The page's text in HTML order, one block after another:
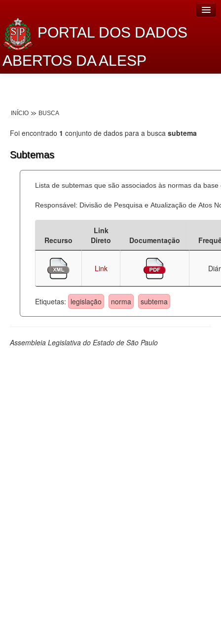
PORTAL DOS DADOS
ABERTOS DA ALESP
Lei de Acesso à Informação
Dados Governamentais Abertos
Processo Legislativo
Deputados Estaduais
Administração
Legislação
Perguntas frequentes
INÍCIO BUSCA
Foi encontrado 1 conjunto de dados para a busca subtema
Subtemas
Lista de subtemas que são associados às normas da
Responsável: Divisão de Pesquisa e Atualização de Atos
Recurso
Link
Direto
Documentação
Link
Etiquetas: legislação norma subtema
Assembleia Legislativa do Estado de São Paulo